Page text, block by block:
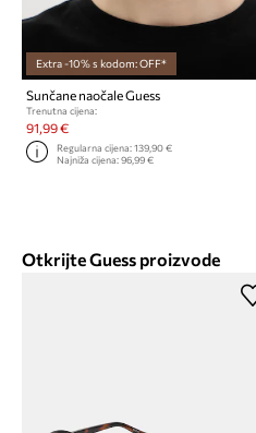
Extra -10% s kodom: OFF*
Sunčane naočale Guess
Trenutna cijena:
91,99 €
Regularna cijena:139,90 €
Najniža cijena:96,99 €
Otkrijte Guess proizvode